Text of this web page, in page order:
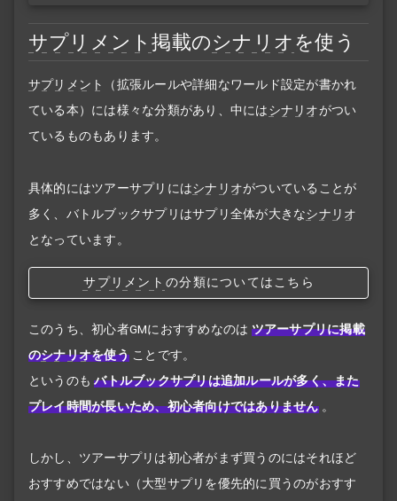
サプリメント掲載のシナリオ を使う
サプリメント
（拡張ルールや詳細なワールド設定が書かれ
ている本）には様々な分類があり、中にはシナリオがつい
ているものもあります。
具体的にはツアーサプリにはシナリオがついていることが
多く、バトルブックサプリはサプリ全体が大きなシナリオ
となっています。
サプリメント の分類についてはこちら
このうち、初心者GMにおすすめなのは ツアーサプリに掲載
のシナリオを使う ことです。
というのも バトルブックサプリは追加ルールが多く、また
プレイ時間が長いため、初心者向けではありません 。
しかし、ツアーサプリは初心者がまず買うのにはそれほど
おすすめではない（大型サプリを優先的に買うのがおすす